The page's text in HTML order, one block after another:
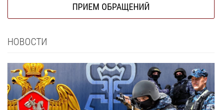
ПРИЕМ ОБРАЩЕНИЙ
НОВОСТИ